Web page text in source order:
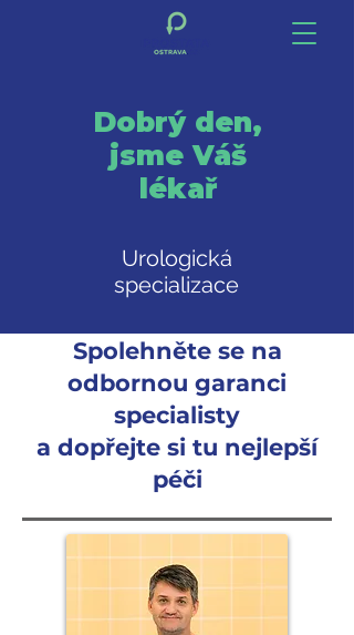
Dobrý den,
jsme Váš
lékař
Urologická
specializace
Spolehněte se na
odbornou garanci
specialisty
a dopřejte si tu nejlepší
péči